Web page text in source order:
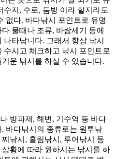
지, 수로, 둠벙 이라 할지라도
없다. 바다낚시 포인트로 유명
물때나 조류, 바람세기 등에
타납니다. 그래서 항상 낚시
수시고 체크하고 낚시 포인트로
운 낚시를 하실 수 있습니다.
방파제, 해변, 기수역 등 바다
바다낚시의 종류로는 원투낚
낚시, 흘림낚시, 루어낚시 등
황에 따라 원하시는 낚시를 하